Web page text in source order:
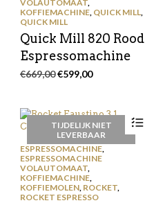
VOLAUTOMAAT,
KOFFIEMACHINE, QUICK MILL,
QUICK MILL
Quick Mill 820 Rood
Espressomachine
€669,00Oorspronkelijke
€669,00.
€599,00Huidige
€599,00.
TIJDELIJK NIET
LEVERBAAR
ESPRESSOMACHINE,
ESPRESSOMACHINE
VOLAUTOMAAT,
KOFFIEMACHINE,
KOFFIEMOLEN, ROCKET,
ROCKET ESPRESSO